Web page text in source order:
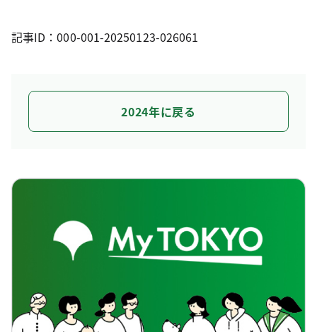
記事ID：000-001-20250123-026061
2024年に戻る